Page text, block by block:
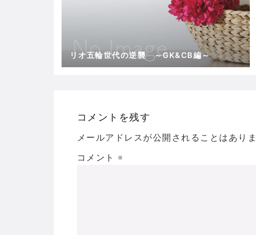
リオ五輪世代の逆襲 ～GK&CB編～
コメントを残す
メールアドレスが公開されることはありま
コメント ※